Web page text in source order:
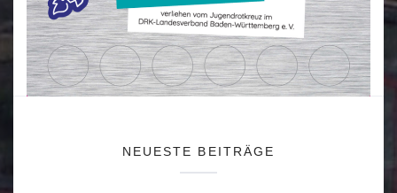
NEUESTE BEITRÄGE